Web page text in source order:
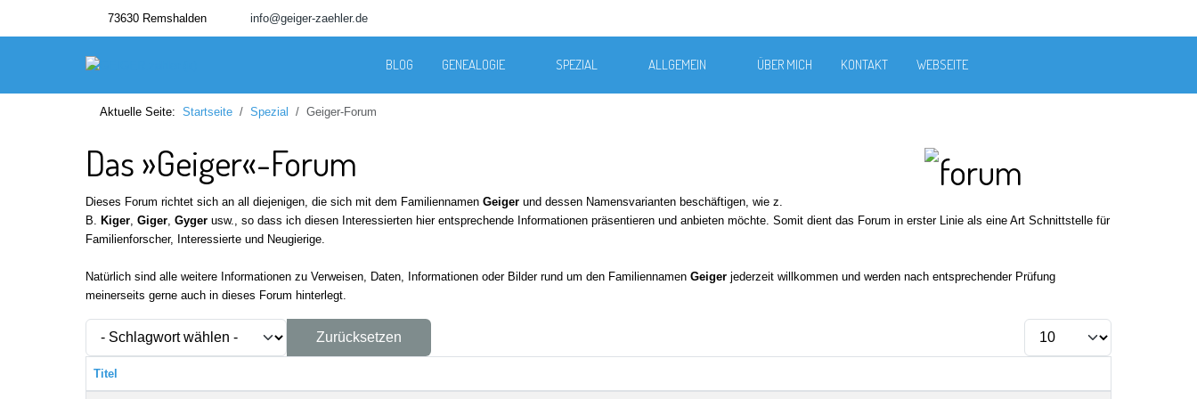
73630 Remshalden info@geiger-zaehler.de
BLOG GENEALOGIE SPEZIAL ALLGEMEIN ÜBER MICH KONTAKT WEBSEITE
Aktuelle Seite: Startseite Spezial Geiger-Forum
Das »Geiger«-Forum
Dieses Forum richtet sich an all diejenigen, die sich mit dem Familiennamen Geiger und dessen Namensvarianten beschäftigen, wie z.
B. Kiger, Giger, Gyger usw., so dass ich diesen Interessierten hier entsprechende Informationen präsentieren und anbieten möchte. Somit dient das Forum in erster Linie als eine Art Schnittstelle für
Familienforscher, Interessierte und Neugierige.
Natürlich sind alle weitere Informationen zu Verweisen, Daten, Informationen oder Bilder rund um den Familiennamen Geiger jederzeit willkommen und werden nach entsprechender Prüfung
meinerseits gerne auch in dieses Forum hinterlegt.
Zurücksetzen
Titel